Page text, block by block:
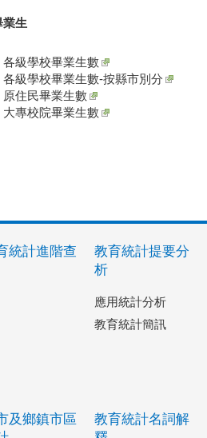
業生
各級學校畢業生數
各級學校畢業生數-按縣市別分
原住民畢業生數
大專校院畢業生數
統計進階查
教育統計提要分
析
應用統計分析
教育統計簡訊
及鄉鎮市區
教育統計名詞解